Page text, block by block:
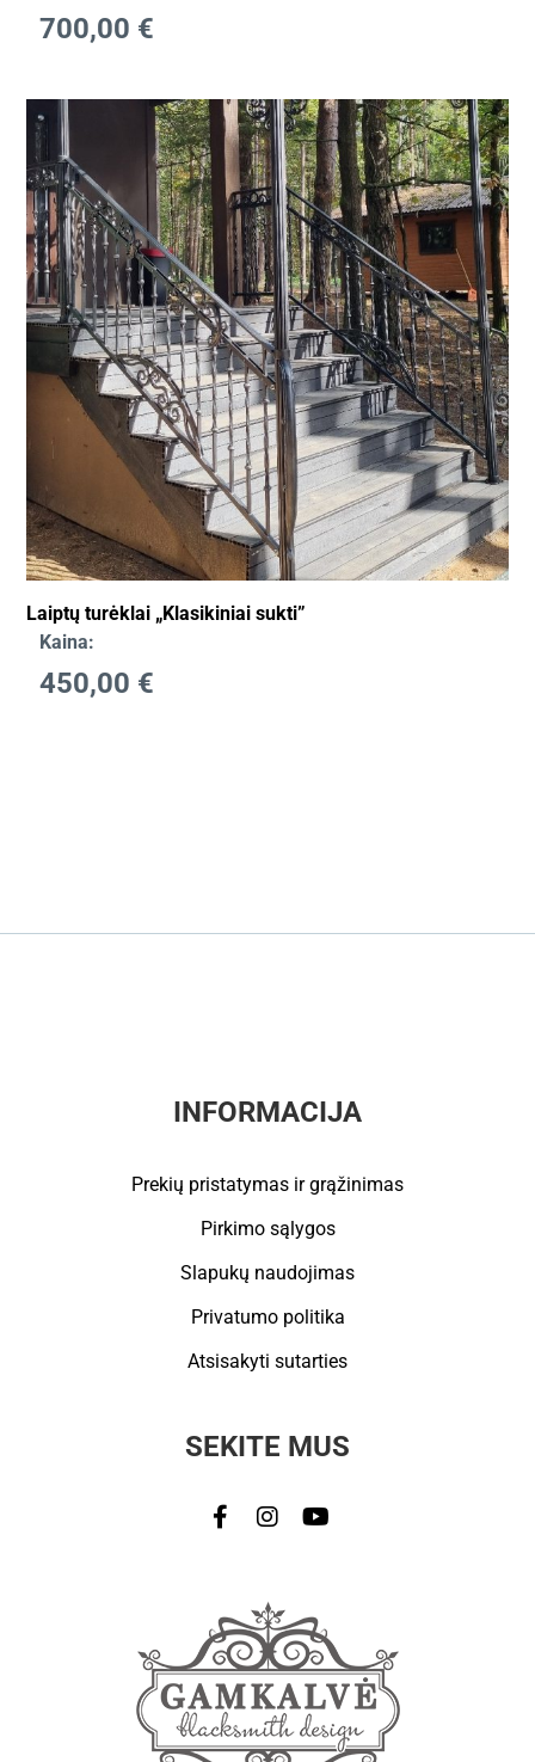
700,00 €
Laiptų turėklai „Klasikiniai sukti”
Kaina:
450,00 €
INFORMACIJA
Prekių pristatymas ir grąžinimas
Pirkimo sąlygos
Slapukų naudojimas
Privatumo politika
Atsisakyti sutarties
SEKITE MUS